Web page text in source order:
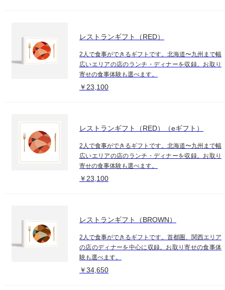
レストランギフト（RED）
2人で食事ができるギフトです。北海道〜九州まで幅
広いエリアの店のランチ・ディナーを収録。お取り
寄せの食事体験も選べます。
￥23,100
レストランギフト（RED）（eギフト）
2人で食事ができるギフトです。北海道〜九州まで幅
広いエリアの店のランチ・ディナーを収録。お取り
寄せの食事体験も選べます。
￥23,100
レストランギフト（BROWN）
2人で食事ができるギフトです。首都圏、関西エリア
の店のディナーを中心に収録。お取り寄せの食事体
験も選べます。
￥34,650